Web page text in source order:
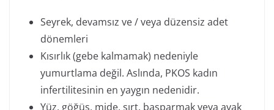
Seyrek, devamsız ve / veya düzensiz adet
dönemleri
Kısırlık (gebe kalmamak) nedeniyle
yumurtlama değil. Aslında, PKOS kadın
infertilitesinin en yaygın nedenidir.
Yüz, göğüs, mide, sırt, başparmak veya ayak